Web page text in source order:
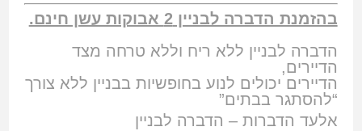
בהזמנת הדברה לבניין 2 אבוקות עשן חינם.
הדברה לבניין ללא ריח וללא טרחה מצד
הדיירים,
הדיירים יכולים לנוע בחופשיות בבניין ללא צורך
“להסתגר בבתים”
אלעד הדברות – הדברה לבניין